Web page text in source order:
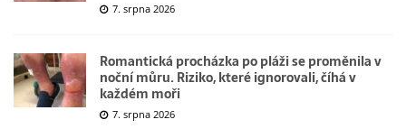
7. srpna 2026
Romantická procházka po pláži se proměnila v
noční můru. Riziko, které ignorovali, číhá v
každém moři
7. srpna 2026